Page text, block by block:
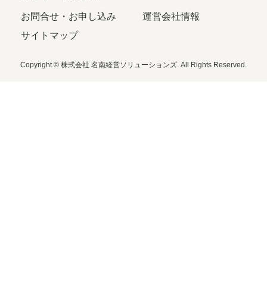
お問合せ・お申し込み
運営会社情報
サイトマップ
Copyright © 株式会社 名南経営ソリューションズ. All Rights Reserved.